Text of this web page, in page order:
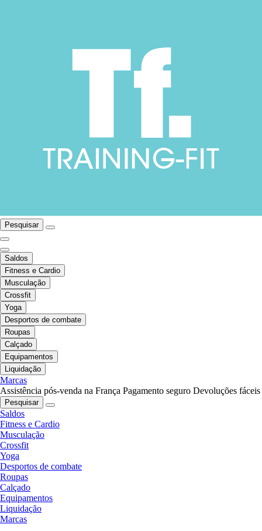
Pesquisar
Saldos
Fitness e Cardio
Musculação
Crossfit
Yoga
Desportos de combate
Roupas
Calçado
Equipamentos
Liquidação
Marcas
Assistência pós-venda na França Pagamento seguro Devoluções fáceis
Pesquisar
Saldos
Fitness e Cardio
Musculação
Crossfit
Yoga
Desportos de combate
Roupas
Calçado
Equipamentos
Liquidação
Marcas